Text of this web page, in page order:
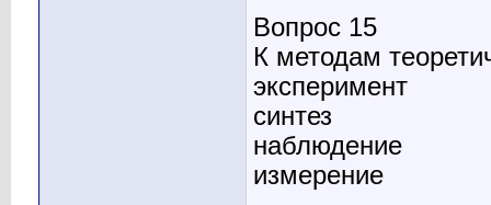
Вопрос 15
К методам
эксперимент
синтез
наблюдение
измерение